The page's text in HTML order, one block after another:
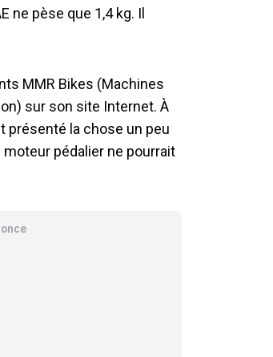
ne pèse que 1,4 kg. Il
MMR Bikes (Machines
sur son site Internet. À
présenté la chose un peu
pédalier ne pourrait